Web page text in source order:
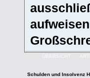
ÜBERSICHT
Schulden und Insolvenz